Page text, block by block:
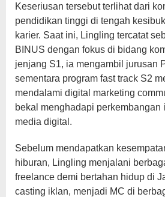
Keseriusan tersebut terlihat dari
pendidikan tinggi di tengah
karier. Saat ini, Lingling tercatat
BINUS dengan fokus di bidang
jenjang S1, ia mengambil jurusan
sementara program fast track S2
mendalami digital marketing
bekal menghadapi perkembangan
media digital.
Sebelum mendapatkan
hiburan, Lingling menjalani
freelance demi bertahan hidup di
casting iklan, menjadi MC di